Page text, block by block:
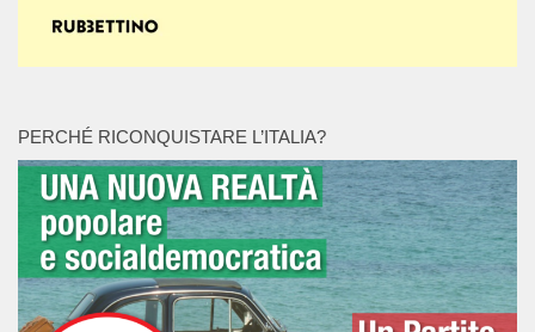
PERCHÉ RICONQUISTARE L’ITALIA?